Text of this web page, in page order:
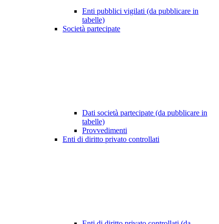
Enti pubblici vigilati (da pubblicare in
tabelle)
Società partecipate
Dati società partecipate (da pubblicare in
tabelle)
Provvedimenti
Enti di diritto privato controllati